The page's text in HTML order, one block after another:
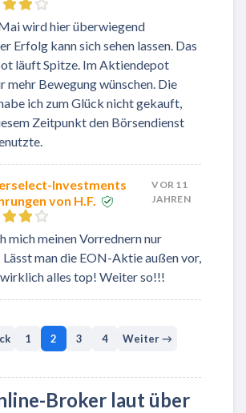
wird hier überwiegend
Erfolg kann sich sehen lassen. Das
läuft Spitze. Im Aktiendepot
mehr Bewegung wünschen. Die
ich zum Glück nicht gekauft,
Zeitpunkt den Börsendienst
Investments
von H.F.
VOR 11
JAHREN
mich meinen Vorrednern nur
man die EON-Aktie außen vor,
alles top! Weiter so!!!
1 2 3 4 Weiter →
Broker laut über